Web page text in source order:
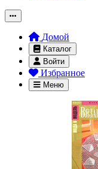
Домой
Каталог
Войти
Избранное
Меню